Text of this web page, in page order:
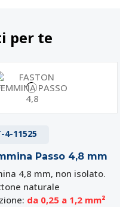
per te
4-11525
Passo 4,8 mm
4,8 mm, non isolato.
naturale
da 0,25 a 1,2 mm²